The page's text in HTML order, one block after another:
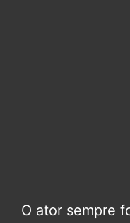
O ator sempre